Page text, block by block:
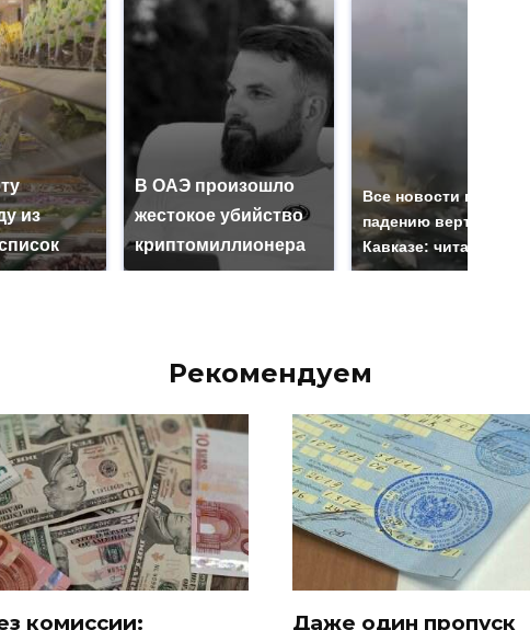
из
В ОАЭ произошло
жестокое убийство
криптомиллионера
Все новости по
падению вертолета на
Кавказе: читать здесь
Рекомендуем
комиссии: Даже один пропуск